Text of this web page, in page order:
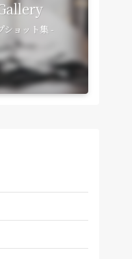
ショット集 -